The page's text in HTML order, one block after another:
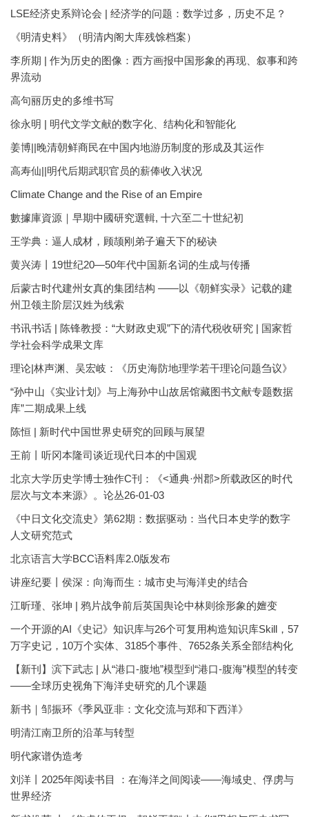
LSE经济史系辩论会 | 经济学的问题：数学过多，历史不足？
《明清史料》（明清内阁大库残馀档案）
李所期 | 作为历史的图像：西方画报中国形象的再现、叙事和跨
界流动
高句丽历史的多维书写
徐永明 | 明代文学文献的数字化、结构化和智能化
姜博||晚清朝鲜商民在中国内地游历制度的形成及其运作
高寿仙||明代后期武职官员的薪俸收入状况
Climate Change and the Rise of an Empire
數據庫資源｜早期中國研究選輯, 十六至二十世紀初
王学典：逼人成材，顾颉刚弟子遍天下的秘诀
黄兴涛丨19世纪20—50年代中国新名词的生成与传播
后蒙古时代建州女真的集团结构 ——以《朝鲜实录》记载的建
州卫领主阶层汉姓为线索
书讯书话 | 陈锋教授：“大财政史观”下的清代税收研究 | 国家哲
学社会科学成果文库
理论|林声渊、吴宏岐：《历史海防地理学若干理论问题刍议》
“孙中山《实业计划》与上海孙中山故居馆藏图书文献专题数据
库”二期成果上线
陈恒 | 新时代中国世界史研究的回顾与展望
王前丨听冈本隆司谈近现代日本的中国观
北京大学历史学博士独作C刊：《<通典·州郡>所载政区的时代
层次与文本来源》。论丛26-01-03
《中日文化交流史》第62期：数据驱动：当代日本史学的数字
人文研究范式
北京语言大学BCC语料库2.0版发布
讲座纪要丨侯深：向海而生：城市史与海洋史的结合
江昕瑾、张坤 | 鸦片战争前后英国舆论中林则徐形象的嬗变
一个开源的AI《史记》知识库与26个可复用构造知识库Skill，57
万字史记，10万个实体、3185个事件、7652条关系全部结构化
【新刊】滨下武志 | 从“港口-腹地”模型到“港口-腹海”模型的转变
——全球历史视角下海洋史研究的几个课题
新书｜邹振环《季风亚非：文化交流与郑和下西洋》
明清江南卫所的沿革与转型
明代家谱伪造考
刘洋丨2025年阅读书目 ：在海洋之间阅读——海域史、俘虏与
世界经济